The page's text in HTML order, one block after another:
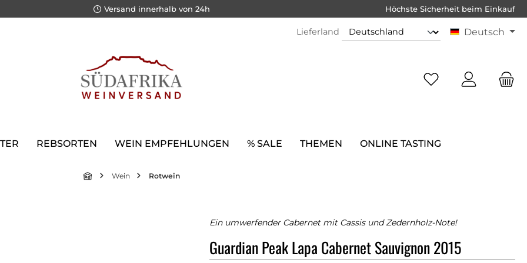
Versand innerhalb von 24h Höchste Sicherheit beim Einkauf
Lieferland Deutsch
REBSORTEN WEIN EMPFEHLUNGEN % SALE THEMEN ONLINE TASTING
Wein Rotwein
Ein umwerfender Cabernet mit Cassis und Zedernholz-Note!
Guardian Peak Lapa Cabernet Sauvignon 2015